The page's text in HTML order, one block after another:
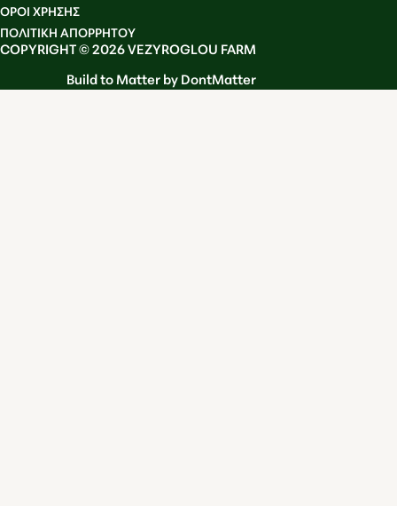
OΡΟΙ ΧΡΗΣΗΣ
ΠΟΛΙΤΙΚΗ ΑΠΟΡΡΗΤΟΥ
COPYRIGHT © 2026 VEZYROGLOU FARM
Build to Matter by DontMatter